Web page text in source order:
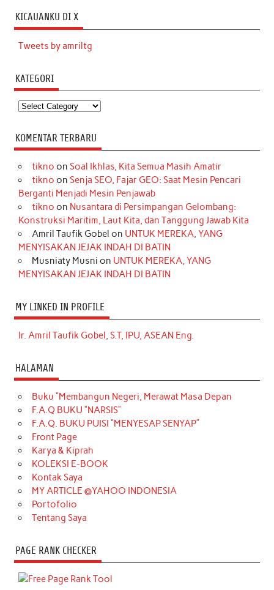
KICAUANKU DI X
Tweets by amriltg
KATEGORI
Kategori
KOMENTAR TERBARU
tikno on Soal Ikhlas, Kita Semua Masih Amatir
tikno on Senja SEO, Fajar GEO: Saat Mesin Pencari
Berganti Menjadi Mesin Penjawab
tikno on Nusantara di Persimpangan Gelombang:
Konstruksi Maritim, Laut Kita, dan Tanggung Jawab Kita
Amril Taufik Gobel on UNTUK MEREKA, YANG
MENYISAKAN JEJAK INDAH DI BATIN
Musniaty Musni on UNTUK MEREKA, YANG
MENYISAKAN JEJAK INDAH DI BATIN
MY LINKED IN PROFILE
Ir. Amril Taufik Gobel, S.T, IPU, ASEAN Eng.
HALAMAN
Buku “Membangun Negeri, Merawat Masa Depan
F.A.Q BUKU “NARSIS”
F.A.Q. BUKU PUISI “MENYESAP SENYAP”
Front Page
Karya & Kiprah
KOLEKSI E-BOOK
Kontak Saya
MY ARTICLE @YAHOO INDONESIA
Portofolio
Tentang Saya
PAGE RANK CHECKER